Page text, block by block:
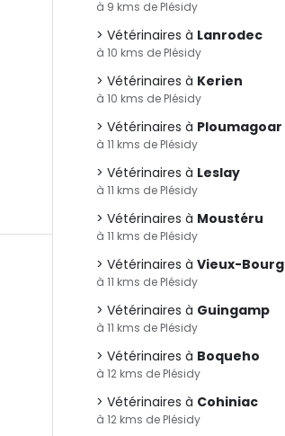
à 9 kms de Plésidy
Vétérinaires à Lanrodec
à 10 kms de Plésidy
Vétérinaires à Kerien
à 10 kms de Plésidy
Vétérinaires à Ploumagoar
à 11 kms de Plésidy
Vétérinaires à Leslay
à 11 kms de Plésidy
Vétérinaires à Moustéru
à 11 kms de Plésidy
Vétérinaires à Vieux-Bourg
à 11 kms de Plésidy
Vétérinaires à Guingamp
à 11 kms de Plésidy
Vétérinaires à Boqueho
à 12 kms de Plésidy
Vétérinaires à Cohiniac
à 12 kms de Plésidy